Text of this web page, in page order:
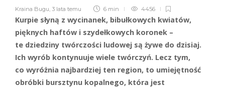
Kraina Bugu, 3 lata temu 6 min 4456
Kurpie słyną z wycinanek, bibułkowych kwiatów,
pięknych haftów i szydełkowych koronek –
te dziedziny twórczości ludowej są żywe do dzisiaj.
Ich wyrób kontynuuje wiele twórczyń. Lecz tym,
co wyróżnia najbardziej ten region, to umiejętność
obróbki bursztynu kopalnego, która jest